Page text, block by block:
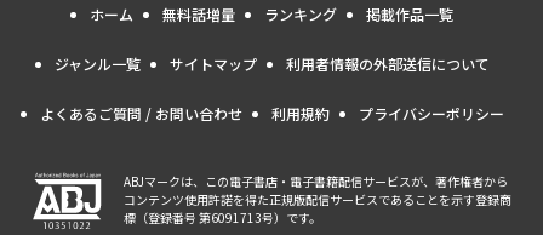
ホーム 無料話増量 ランキング 掲載作品一覧
ジャンル一覧 サイトマップ 利用者情報の外部送信について
よくあるご質問 / お問い合わせ 利用規約 プライバシーポリシー
ABJマークは、この電子書店・電子書籍配信サービスが、著作権者から
コンテンツ使用許諾を得た正規版配信サービスであることを示す登録商
標（登録番号 第6091713号）です。